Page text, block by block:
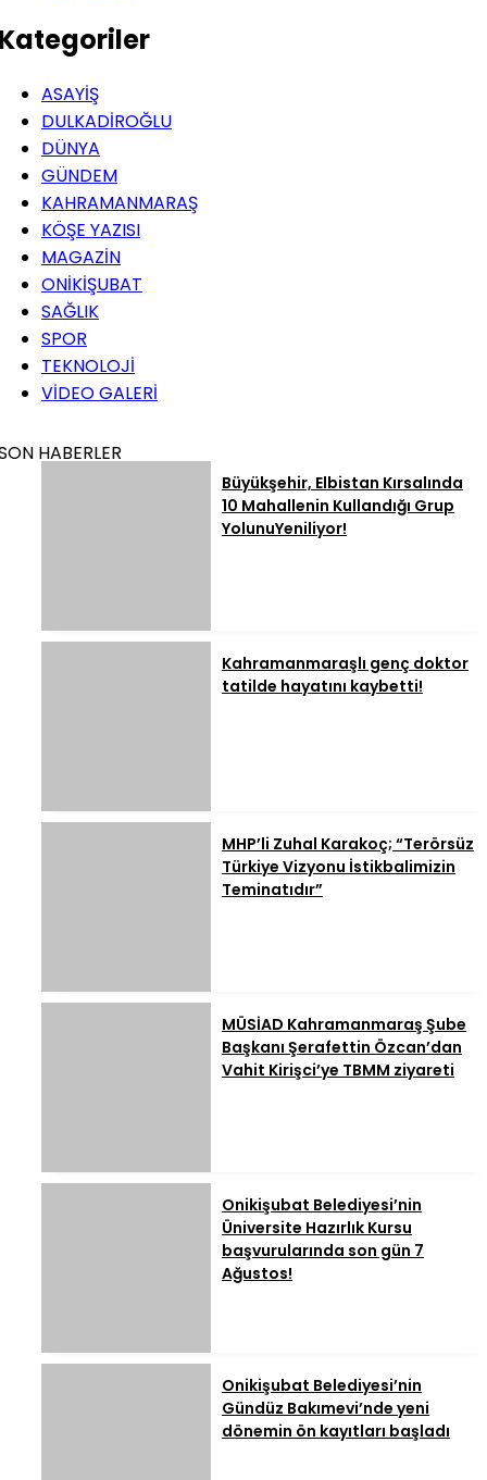
ASAYİŞ
DULKADİROĞLU
DÜNYA
GÜNDEM
KAHRAMANMARAŞ
KÖŞE YAZISI
MAGAZİN
ONİKİŞUBAT
SAĞLIK
SPOR
TEKNOLOJİ
VİDEO GALERİ
HABERLER
Büyükşehir, Elbistan Kırsalında
10 Mahallenin Kullandığı Grup
YolunuYeniliyor!
Kahramanmaraşlı genç doktor
tatilde hayatını kaybetti!
MHP’li Zuhal Karakoç; “Terörsüz
Türkiye Vizyonu İstikbalimizin
Teminatıdır”
MÜSİAD Kahramanmaraş Şube
Başkanı Şerafettin Özcan’dan
Vahit Kirişci’ye TBMM ziyareti
Onikişubat Belediyesi’nin
Üniversite Hazırlık Kursu
başvurularında son gün 7
Ağustos!
Onikişubat Belediyesi’nin
Gündüz Bakımevi’nde yeni
dönemin ön kayıtları başladı